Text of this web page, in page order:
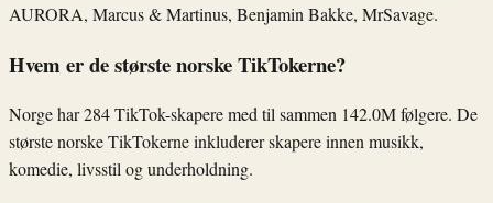
AURORA, Marcus & Martinus, Benjamin Bakke, MrSavage.
Hvem er de største norske TikTokerne?
Norge har 284 TikTok-skapere med til sammen 142.0M følgere. De
største norske TikTokerne inkluderer skapere innen musikk,
komedie, livsstil og underholdning.